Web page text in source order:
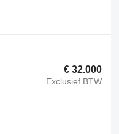
€ 32.000
Exclusief BTW